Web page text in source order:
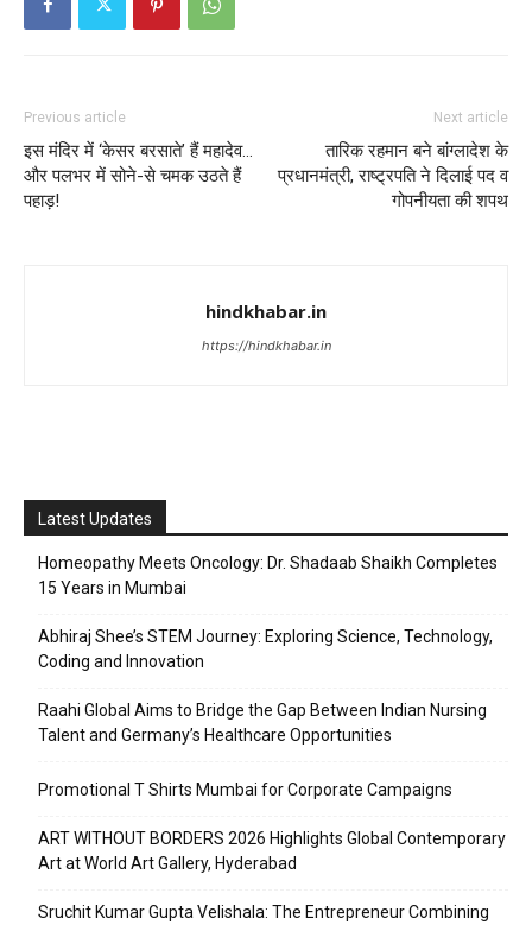
Previous article
इस मंदिर में ‘केसर बरसाते’ हैं महादेव…
और पलभर में सोने-से चमक उठते हैं
पहाड़!
Next article
तारिक रहमान बने बांग्लादेश के
प्रधानमंत्री, राष्ट्रपति ने दिलाई पद व
गोपनीयता की शपथ
hindkhabar.in
https://hindkhabar.in
Latest Updates
Homeopathy Meets Oncology: Dr. Shadaab Shaikh Completes
15 Years in Mumbai
Abhiraj Shee’s STEM Journey: Exploring Science, Technology,
Coding and Innovation
Raahi Global Aims to Bridge the Gap Between Indian Nursing
Talent and Germany’s Healthcare Opportunities
Promotional T Shirts Mumbai for Corporate Campaigns
ART WITHOUT BORDERS 2026 Highlights Global Contemporary
Art at World Art Gallery, Hyderabad
Sruchit Kumar Gupta Velishala: The Entrepreneur Combining